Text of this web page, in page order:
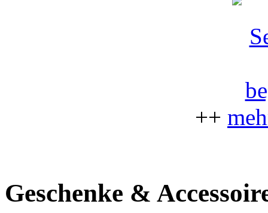
++
Geschenke &